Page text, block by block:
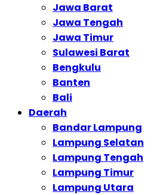
Jawa Barat
Jawa Tengah
Jawa Timur
Sulawesi Barat
Bengkulu
Banten
Bali
Daerah
Bandar Lampung
Lampung Selatan
Lampung Tengah
Lampung Timur
Lampung Utara